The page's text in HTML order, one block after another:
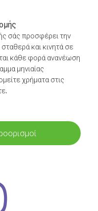
σάς προσφέρει την
και κινητά σε
κάθε φορά ανανέωση
μηνιαίας
χρήματα στις